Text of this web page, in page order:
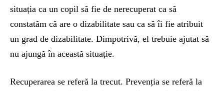
situația ca un copil să fie de nerecuperat ca să
constatăm că are o dizabilitate sau ca să îi fie atribuit
un grad de dizabilitate. Dimpotrivă, el trebuie ajutat să
nu ajungă în această situație.
Recuperarea se referă la trecut. Prevenția se referă la